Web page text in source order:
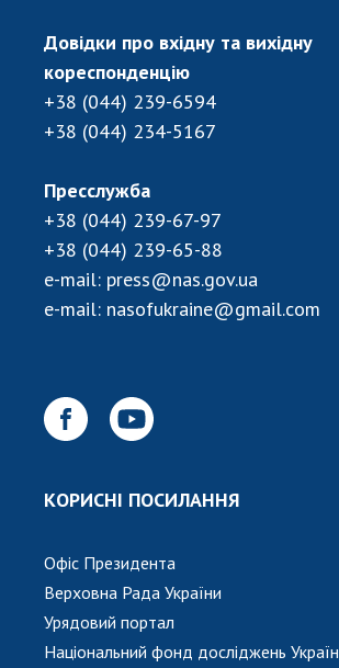
Довідки про вхідну та вихідну
кореспонденцію
+38 (044) 239-6594
+38 (044) 234-5167
Пресслужба
+38 (044) 239-67-97
+38 (044) 239-65-88
e-mail: press@nas.gov.ua
e-mail: nasofukraine@gmail.com
КОРИСНІ ПОСИЛАННЯ
Офіс Президента
Верховна Рада України
Урядовий портал
Національний фонд досліджень